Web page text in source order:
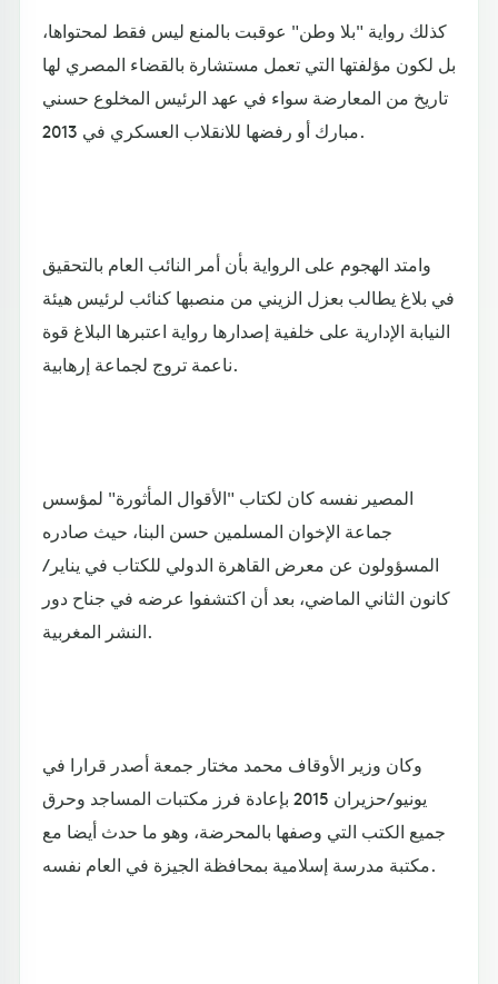
كذلك رواية "بلا وطن" عوقبت بالمنع ليس فقط لمحتواها،
بل لكون مؤلفتها التي تعمل مستشارة بالقضاء المصري لها
تاريخ من المعارضة سواء في عهد الرئيس المخلوع حسني
مبارك أو رفضها للانقلاب العسكري في 2013.
وامتد الهجوم على الرواية بأن أمر النائب العام بالتحقيق
في بلاغ يطالب بعزل الزيني من منصبها كنائب لرئيس هيئة
النيابة الإدارية على خلفية إصدارها رواية اعتبرها البلاغ قوة
ناعمة تروج لجماعة إرهابية.
المصير نفسه كان لكتاب "الأقوال المأثورة" لمؤسس
جماعة الإخوان المسلمين حسن البنا، حيث صادره
المسؤولون عن معرض القاهرة الدولي للكتاب في يناير/
كانون الثاني الماضي، بعد أن اكتشفوا عرضه في جناح دور
النشر المغربية.
وكان وزير الأوقاف محمد مختار جمعة أصدر قرارا في
يونيو/حزيران 2015 بإعادة فرز مكتبات المساجد وحرق
جميع الكتب التي وصفها بالمحرضة، وهو ما حدث أيضا مع
مكتبة مدرسة إسلامية بمحافظة الجيزة في العام نفسه.